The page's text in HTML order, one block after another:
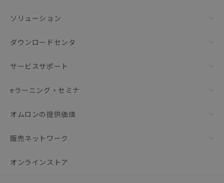
ソリューション
ダウンロードセンタ
サービスサポート
eラーニング・セミナ
オムロンの提供価値
販売ネットワーク
オンラインストア